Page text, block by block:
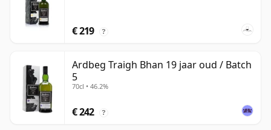
€ 219 ?
Ardbeg Traigh Bhan 19 jaar oud / Batch
5
70cl • 46.2%
€ 242 ?